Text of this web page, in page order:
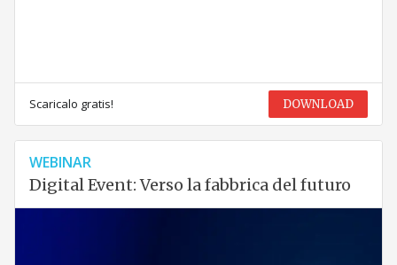
Scaricalo gratis! DOWNLOAD
WEBINAR
Digital Event: Verso la fabbrica del futuro